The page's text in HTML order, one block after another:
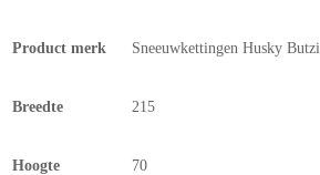
Product merk Sneeuwkettingen Husky Butzi
Breedte 215
Hoogte 70